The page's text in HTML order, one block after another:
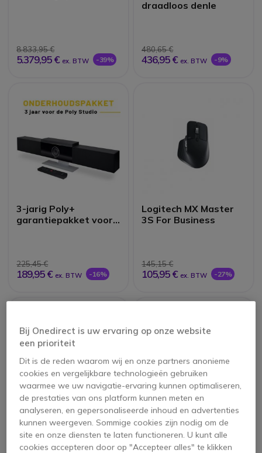
8.833,95 €
5.379,95 € ex. BTW -39%
draadloos denle
480,65 €
436,95 € ex. BTW -9%
3-jarig Poly+
garantiepakket voor
225,45 €
189,95 € ex. BTW -16%
Logitech MX Master
3S For Business
145,15 €
105,95 € ex. BTW -27%
Logitech Rally Huddle
Bar with Tap IP
Logitech Rally Bar +
Tap IP
Bij Onedirect is uw ervaring op onze website
een prioriteit
Dit is de reden waarom wij en onze partners anonieme
cookies en vergelijkbare technologieën gebruiken
waarmee we uw navigatie-ervaring kunnen optimaliseren,
de prestaties van ons platform kunnen meten en
analyseren, en gepersonaliseerde inhoud en advertenties
kunnen weergeven. Sommige cookies zijn nodig om de
site en onze diensten te laten functioneren. U kunt alle
cookies accepteren door op "Accepteer alles" te klikken